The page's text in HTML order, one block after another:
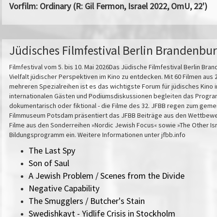
Vorfilm: Ordinary (R: Gil Fermon, Israel 2022, OmU, 22')
Jüdisches Filmfestival Berlin
Filmfestival vom 5. bis 10. Mai 2026Das Jüdische Filmfestival Berlin
Vielfalt jüdischer Perspektiven im Kino zu entdecken. Mit 60 Filmen
mehreren Spezialreihen ist es das wichtigste Forum für jüdisches Kino
internationalen Gästen und Podiumsdiskussionen begleiten das
dokumentarisch oder fiktional - die Filme des 32. JFBB regen zum
Filmmuseum Potsdam präsentiert das JFBB Beiträge aus den
Filme aus den Sonderreihen »Nordic Jewish Focus« sowie »The Other
Bildungsprogramm ein. Weitere Informationen unter jfbb.info
The Last Spy
Son of Saul
A Jewish Problem / Scenes from the Divide
Negative Capability
The Smugglers / Butcher's Stain
Swedishkayt - Yidlife Crisis in Stockholm